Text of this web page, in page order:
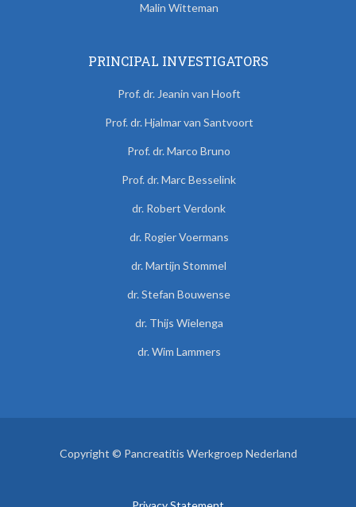
Malin Witteman
PRINCIPAL INVESTIGATORS
Prof. dr. Jeanin van Hooft
Prof. dr. Hjalmar van Santvoort
Prof. dr. Marco Bruno
Prof. dr. Marc Besselink
dr. Robert Verdonk
dr. Rogier Voermans
dr. Martijn Stommel
dr. Stefan Bouwense
dr. Thijs Wielenga
dr. Wim Lammers
Copyright © Pancreatitis Werkgroep Nederland